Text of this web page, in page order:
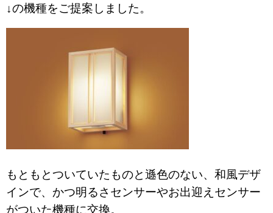
↓の機種をご提案しました。
もともとついていたものと遜色のない、和風デザ
インで、かつ明るさセンサーやお出迎えセンサー
がついた機種に交換。